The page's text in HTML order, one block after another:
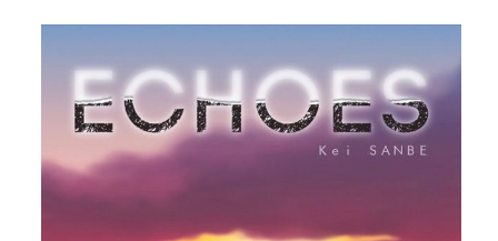
est vraiment captivant.Le
développement des personnages est
très construit et leurs passés sont très
bien réalisés avec juste ce qu’il faut pour